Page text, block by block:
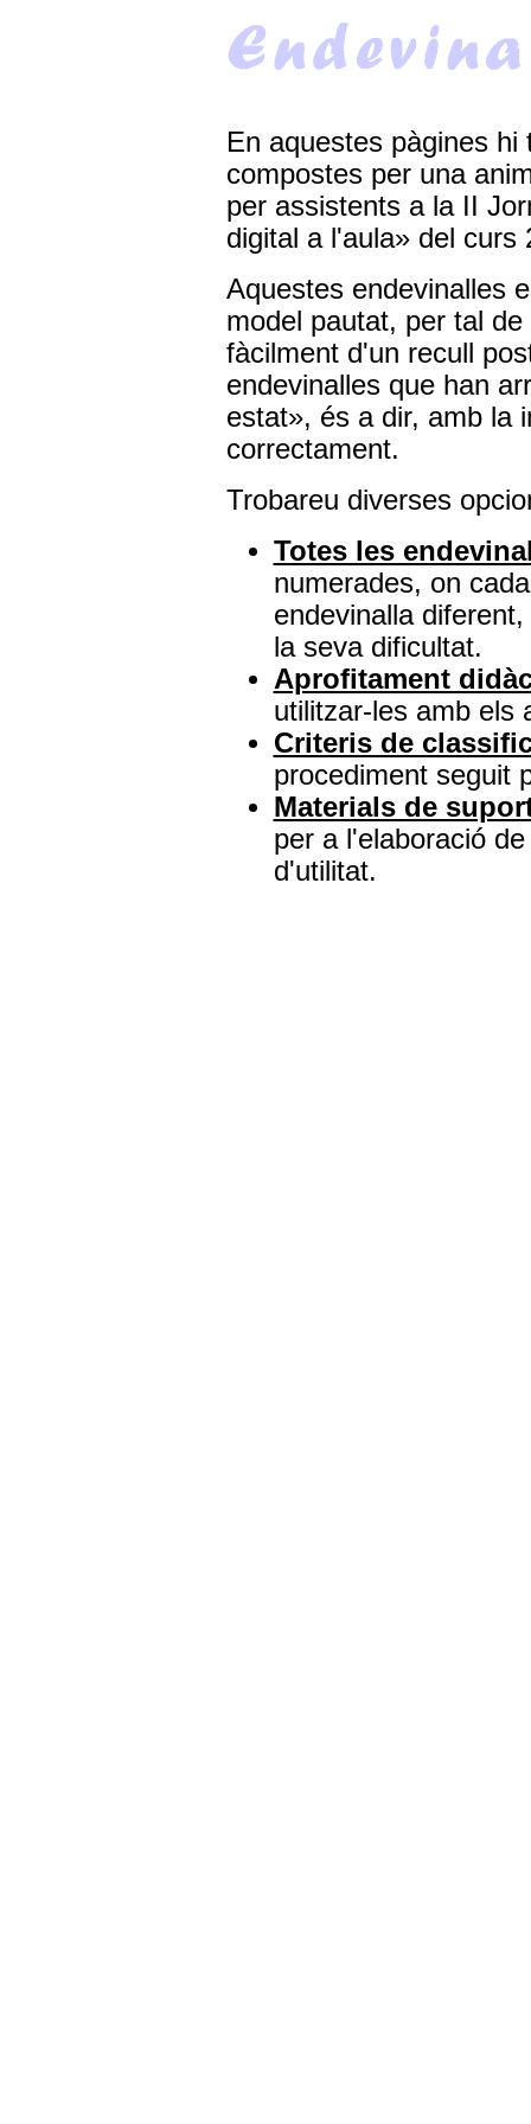
En aquestes pàgines hi
compostes per una
per assistents a la II
digital a l'aula» del curs
Aquestes endevinalles
model pautat, per tal
fàcilment d'un recull
endevinalles que han
estat», és a dir, amb la
correctament.
Trobareu diverses
Totes les
numerades, on
endevinalla
la seva dificultat.
Aprofitament
utilitzar-les amb els
Criteris de
procediment seguit
Materials de
per a l'elaboració
d'utilitat.